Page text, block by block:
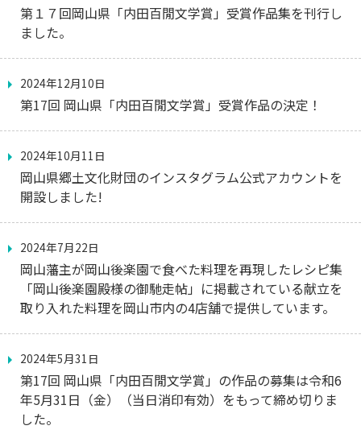
第１７回岡山県「内田百閒文学賞」受賞作品集を刊行し
ました。
2024年12月10日
第17回 岡山県「内田百閒文学賞」受賞作品の決定！
2024年10月11日
岡山県郷土文化財団のインスタグラム公式アカウントを
開設しました!
2024年7月22日
岡山藩主が岡山後楽園で食べた料理を再現したレシピ集
「岡山後楽園殿様の御馳走帖」に掲載されている献立を
取り入れた料理を岡山市内の4店舗で提供しています。
2024年5月31日
第17回 岡山県「内田百閒文学賞」の作品の募集は令和6
年5月31日（金）（当日消印有効）をもって締め切りま
した。